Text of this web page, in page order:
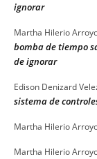
ignorar
Martha Hilerio
bomba de tiempo
de ignorar
Edison Denizard
sistema de
Martha Hilerio
Martha Hilerio